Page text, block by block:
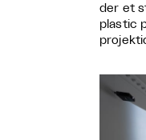
der et
plastic